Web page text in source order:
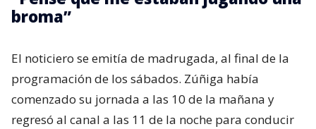
broma”
El noticiero se emitía de madrugada, al final de la
programación de los sábados. Zúñiga había
comenzado su jornada a las 10 de la mañana y
regresó al canal a las 11 de la noche para conducir